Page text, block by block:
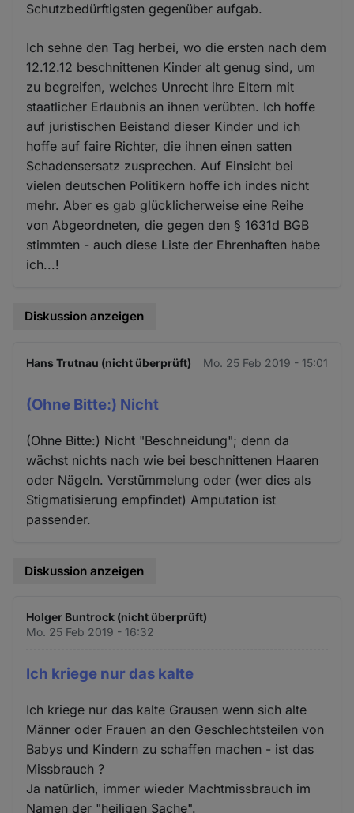
Schutzbedürftigsten gegenüber aufgab.
Ich sehne den Tag herbei, wo die ersten nach dem
12.12.12 beschnittenen Kinder alt genug sind, um
zu begreifen, welches Unrecht ihre Eltern mit
staatlicher Erlaubnis an ihnen verübten. Ich hoffe
auf juristischen Beistand dieser Kinder und ich
hoffe auf faire Richter, die ihnen einen satten
Schadensersatz zusprechen. Auf Einsicht bei
vielen deutschen Politikern hoffe ich indes nicht
mehr. Aber es gab glücklicherweise eine Reihe
von Abgeordneten, die gegen den § 1631d BGB
stimmten - auch diese Liste der Ehrenhaften habe
ich...!
Diskussion anzeigen
Hans Trutnau (nicht überprüft) Mo. 25 Feb 2019 - 15:01
(Ohne Bitte:) Nicht
(Ohne Bitte:) Nicht "Beschneidung"; denn da
wächst nichts nach wie bei beschnittenen Haaren
oder Nägeln. Verstümmelung oder (wer dies als
Stigmatisierung empfindet) Amputation ist
passender.
Diskussion anzeigen
Holger Buntrock (nicht überprüft)
Mo. 25 Feb 2019 - 16:32
Ich kriege nur das kalte
Ich kriege nur das kalte Grausen wenn sich alte
Männer oder Frauen an den Geschlechtsteilen von
Babys und Kindern zu schaffen machen - ist das
Missbrauch ?
Ja natürlich, immer wieder Machtmissbrauch im
Namen der "heiligen Sache".